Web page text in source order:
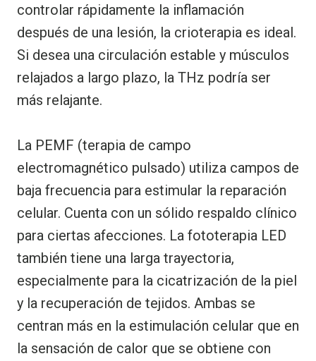
controlar rápidamente la inflamación
después de una lesión, la crioterapia es ideal.
Si desea una circulación estable y músculos
relajados a largo plazo, la THz podría ser
más relajante.
La PEMF (terapia de campo
electromagnético pulsado) utiliza campos de
baja frecuencia para estimular la reparación
celular. Cuenta con un sólido respaldo clínico
para ciertas afecciones. La fototerapia LED
también tiene una larga trayectoria,
especialmente para la cicatrización de la piel
y la recuperación de tejidos. Ambas se
centran más en la estimulación celular que en
la sensación de calor que se obtiene con